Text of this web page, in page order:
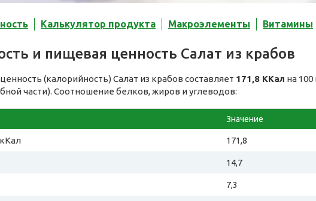
Калькулятор продукта Макроэлементы Витамины
и пищевая ценность Салат из крабов
(калорийность) Салат из крабов составляет 171,8 ККал на
части). Соотношение белков, жиров и углеводов:
Значение
171,8
14,7
7,3